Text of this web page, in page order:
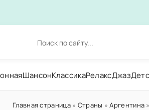
ШансонКлассикаРелаксДжаз
Главная страница» Страны »Аргентина